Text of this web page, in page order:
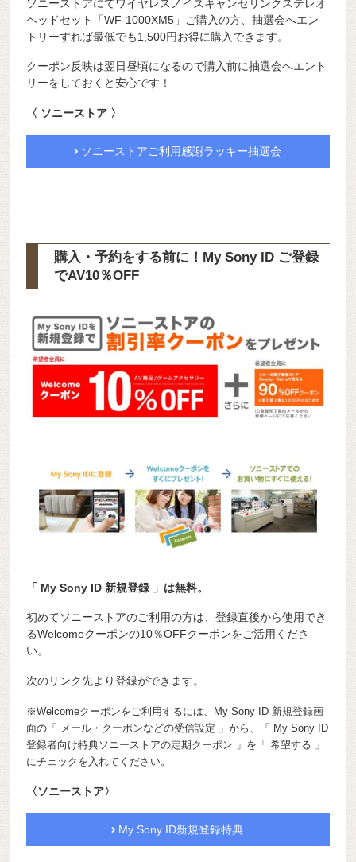
ソニーストアにてワイヤレスノイズキャンセリングステレオ
ヘッドセット「WF-1000XM5」ご購入の方、抽選会へエン
トリーすれば最低でも1,500円お得に購入できます。
クーポン反映は翌日昼頃になるので購入前に抽選会へエント
リーをしておくと安心です！
〈 ソニーストア 〉
ソニーストアご利用感謝ラッキー抽選会
購入・予約をする前に！My Sony ID ご登録
でAV10％OFF
「 My Sony ID 新規登録 」は無料。
初めてソニーストアのご利用の方は、登録直後から使用でき
るWelcomeクーポンの10％OFFクーポンをご活用くださ
い。
次のリンク先より登録ができます。
※Welcomeクーポンをご利用するには、My Sony ID 新規登録画
面の「 メール・クーポンなどの受信設定 」から、「 My Sony ID
登録者向け特典ソニーストアの定期クーポン 」を「 希望する 」
にチェックを入れてください。
〈ソニーストア〉
My Sony ID新規登録特典